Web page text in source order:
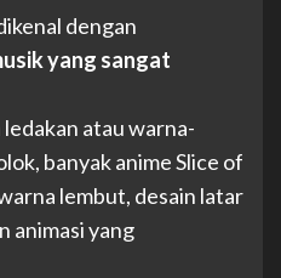
dengan
yang sangat
atau warna-
banyak anime Slice of
lembut, desain latar
animasi yang